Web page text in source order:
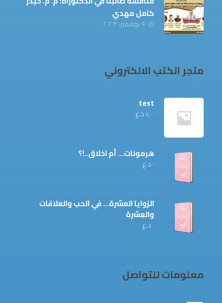
كامل مهدي
٩ نوفمبر، ٢٠٢٣
متجر الكتب الالكتروني
test
١,٠٠٠ د.ع
هرمونات... أم اخلاق..!؟
٠د.ع
الزوايا العشرة... في الحب والعلاقات
والعِشرة
٠د.ع
معلومات للتواصل